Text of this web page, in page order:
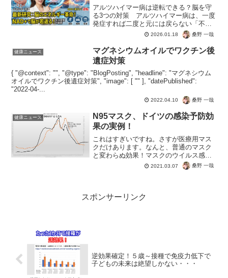
アルツハイマー病は逆転できる？脳を守
る3つの対策 アルツハイマー病は、一度
発症すれば二度と元には戻らない「不可
逆」な病気だと諦めていませんか。2025
年12月に発表された最新研究では、進行
した病状をマウスモデルで「逆転」させ
ることに成功しま...
2026.01.18 桑野 一哉
健康ニュース
マグネシウムオイルでワクチン後
遺症対策
{ "@context": "", "@type": "BlogPosting", "headline": "マグネシウム
オイルでワクチン後遺症対策", "image": [ "" ], "datePublished":
"2022-04-...
2022.04.10 桑野 一哉
健康ニュース
N95マスク、ドイツの感染予防効
果の実例！
これはすぎいですね。さすが医療用マス
クだけあります。なんと、普通のマスク
と変わらぬ効果！マスクのウイルス感染
予防効果が完全に否定された瞬間ｗｗｗ
ドイツが医療用マスク義務にしてから陽
2021.03.07 桑野 一哉
スポンサーリンク
逆効果確定！５歳～接種で免疫力低下で
子どもの未来は絶望しかない・・・